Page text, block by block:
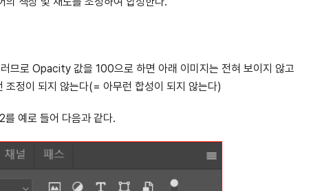
므로 Opacity 값을 100으로 하면 아래 이미지는 전혀 보이지 않고
조정이 되지 않는다(= 아무런 합성이 되지 않는다)
예로 들어 다음과 같다.